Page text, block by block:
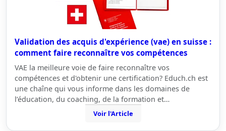
Validation des acquis d'expérience (vae) en suisse :
comment faire reconnaître vos compétences
VAE la meilleure voie de faire reconnaître vos
compétences et d'obtenir une certification? Educh.ch est
une chaîne qui vous informe dans les domaines de
l’éducation, du coaching, de la formation et…
Voir l'Article